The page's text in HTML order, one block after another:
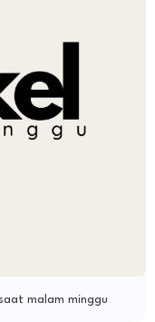
malam minggu